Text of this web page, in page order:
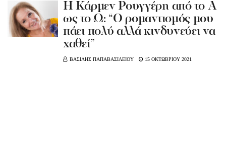
Η Κάρμεν Ρουγγέρη από το Α
ως το Ω: “Ο ρομαντισμός μου
πάει πολύ αλλά κινδυνεύει να
χαθεί”
ΒΑΣΙΛΗΣ ΠΑΠΑΒΑΣΙΛΕΙΟΥ 15 ΟΚΤΩΒΡΙΟΥ 2021